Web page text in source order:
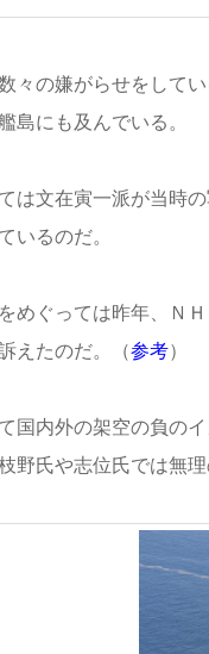
々の嫌がらせをして
島にも及んでいる。
は文在寅一派が当時
いるのだ。
めぐっては昨年、Ｎ
えたのだ。（参考）
国内外の架空の負の
野氏や志位氏では無理